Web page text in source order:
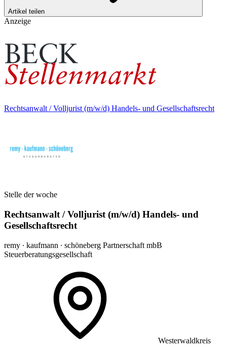
Artikel teilen
Anzeige
Rechtsanwalt / Volljurist (m/w/d) Handels- und Gesellschaftsrecht
Stelle der woche
Rechtsanwalt / Volljurist (m/w/d) Handels- und
Gesellschaftsrecht
remy ∙ kaufmann ∙ schöneberg Partnerschaft mbB
Steuerberatungsgesellschaft
Westerwaldkreis